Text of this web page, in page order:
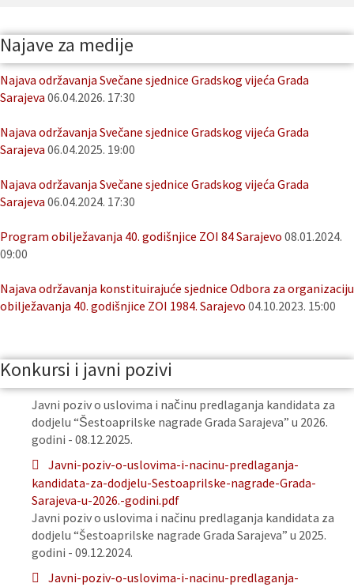
Najave za medije
Najava održavanja Svečane sjednice Gradskog vijeća Grada
Sarajeva 06.04.2026. 17:30
Najava održavanja Svečane sjednice Gradskog vijeća Grada
Sarajeva 06.04.2025. 19:00
Najava održavanja Svečane sjednice Gradskog vijeća Grada
Sarajeva 06.04.2024. 17:30
Program obilježavanja 40. godišnjice ZOI 84 Sarajevo 08.01.2024.
09:00
Najava održavanja konstituirajuće sjednice Odbora za organizaciju
obilježavanja 40. godišnjice ZOI 1984. Sarajevo 04.10.2023. 15:00
Konkursi i javni pozivi
Javni poziv o uslovima i načinu predlaganja kandidata za
dodjelu “Šestoaprilske nagrade Grada Sarajeva” u 2026.
godini - 08.12.2025.
Javni-poziv-o-uslovima-i-nacinu-predlaganja-
kandidata-za-dodjelu-Sestoaprilske-nagrade-Grada-
Sarajeva-u-2026.-godini.pdf
Javni poziv o uslovima i načinu predlaganja kandidata za
dodjelu “Šestoaprilske nagrade Grada Sarajeva” u 2025.
godini - 09.12.2024.
Javni-poziv-o-uslovima-i-nacinu-predlaganja-